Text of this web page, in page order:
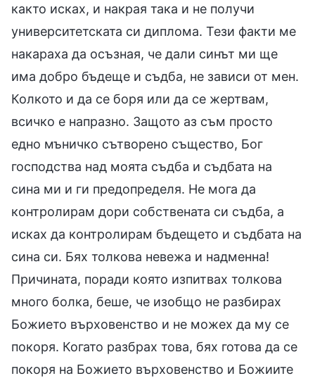
както исках, и накрая така и не получи
университетската си диплома. Тези факти ме
накараха да осъзная, че дали синът ми ще
има добро бъдеще и съдба, не зависи от мен.
Колкото и да се боря или да се жертвам,
всичко е напразно. Защото аз съм просто
едно мъничко сътворено същество, Бог
господства над моята съдба и съдбата на
сина ми и ги предопределя. Не мога да
контролирам дори собствената си съдба, а
исках да контролирам бъдещето и съдбата на
сина си. Бях толкова невежа и надменна!
Причината, поради която изпитвах толкова
много болка, беше, че изобщо не разбирах
Божието върховенство и не можех да му се
покоря. Когато разбрах това, бях готова да се
покоря на Божието върховенство и Божиите